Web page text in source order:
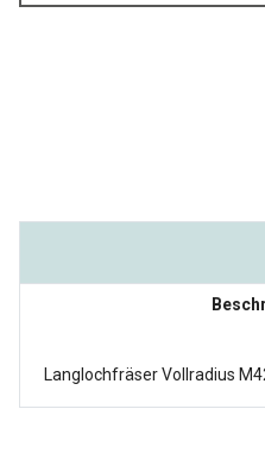
Langlochfräser Vollradius